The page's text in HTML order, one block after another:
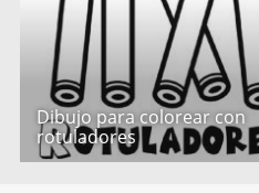
Dibujo para colorear con
rotuladores